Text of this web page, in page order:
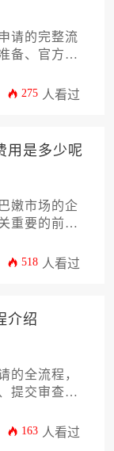
请的完整流
备、官方审
避常见风
275 人看过
用是多少呢
嫩市场的企
重要的前期
度剖析申请
策者提供一
518 人看过
介绍
的全流程，
提交审查、
助力企业高
163 人看过